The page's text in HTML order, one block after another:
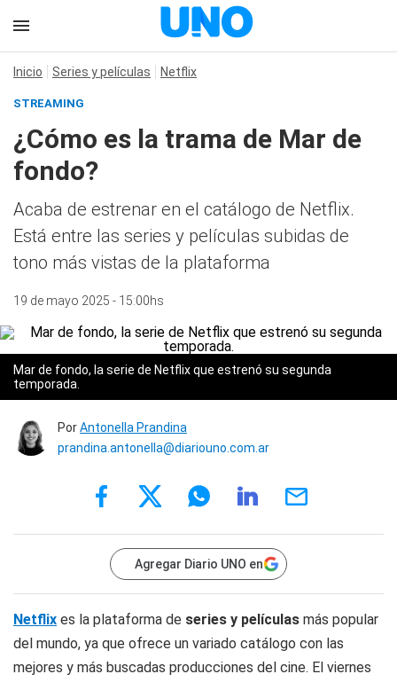
Inicio Series y películas Netflix
STREAMING
¿Cómo es la trama de Mar de
fondo?
Acaba de estrenar en el catálogo de Netflix.
Está entre las series y películas subidas de
tono más vistas de la plataforma
19 de mayo 2025 - 15:00hs
Mar de fondo, la serie de Netflix que estrenó su segunda
temporada.
PorAntonella Prandina
prandina.antonella@diariouno.com.ar
Agregar Diario UNO en
Netflix es la plataforma de series y películas más popular
del mundo, ya que ofrece un variado catálogo con las
mejores y más buscadas producciones del cine. El viernes